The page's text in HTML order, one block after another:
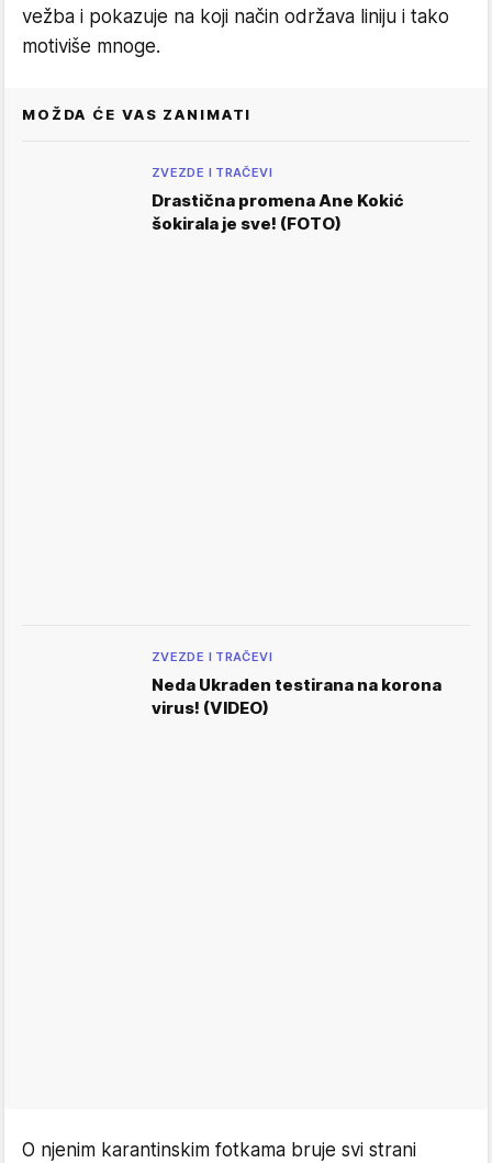
vežba i pokazuje na koji način održava liniju i tako
motiviše mnoge.
MOŽDA ĆE VAS ZANIMATI
ZVEZDE I TRAČEVI
Drastična promena Ane Kokić
šokirala je sve! (FOTO)
ZVEZDE I TRAČEVI
Neda Ukraden testirana na korona
virus! (VIDEO)
O njenim karantinskim fotkama bruje svi strani